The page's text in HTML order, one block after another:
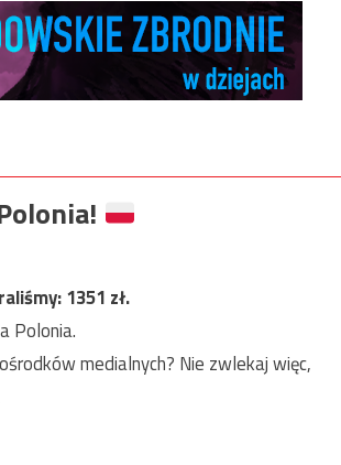
1351 zł.
Polonia.
medialnych? Nie zwlekaj więc,